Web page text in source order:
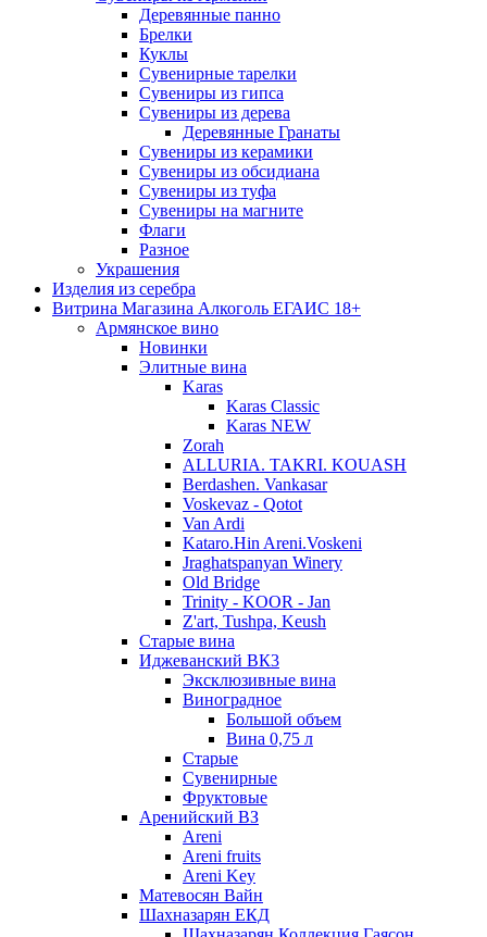
Деревянные панно
Брелки
Куклы
Сувенирные тарелки
Сувениры из гипса
Сувениры из дерева
Деревянные Гранаты
Сувениры из керамики
Сувениры из обсидиана
Сувениры из туфа
Сувениры на магните
Флаги
Разное
Украшения
Изделия из серебра
Витрина Магазина Алкоголь ЕГАИС 18+
Армянское вино
Новинки
Элитные вина
Karas
Karas Classic
Karas NEW
Zorah
ALLURIA. TAKRI. KOUASH
Berdashen. Vankasar
Voskevaz - Qotot
Van Ardi
Kataro.Hin Areni.Voskeni
Jraghatspanyan Winery
Old Bridge
Trinity - KOOR - Jan
Z'art, Tushpa, Keush
Старые вина
Иджеванский ВК3
Эксклюзивные вина
Виноградное
Большой объем
Вина 0,75 л
Старые
Сувенирные
Фруктовые
Аренийский ВЗ
Areni
Areni fruits
Areni Key
Матевосян Вайн
Шахназарян ЕКД